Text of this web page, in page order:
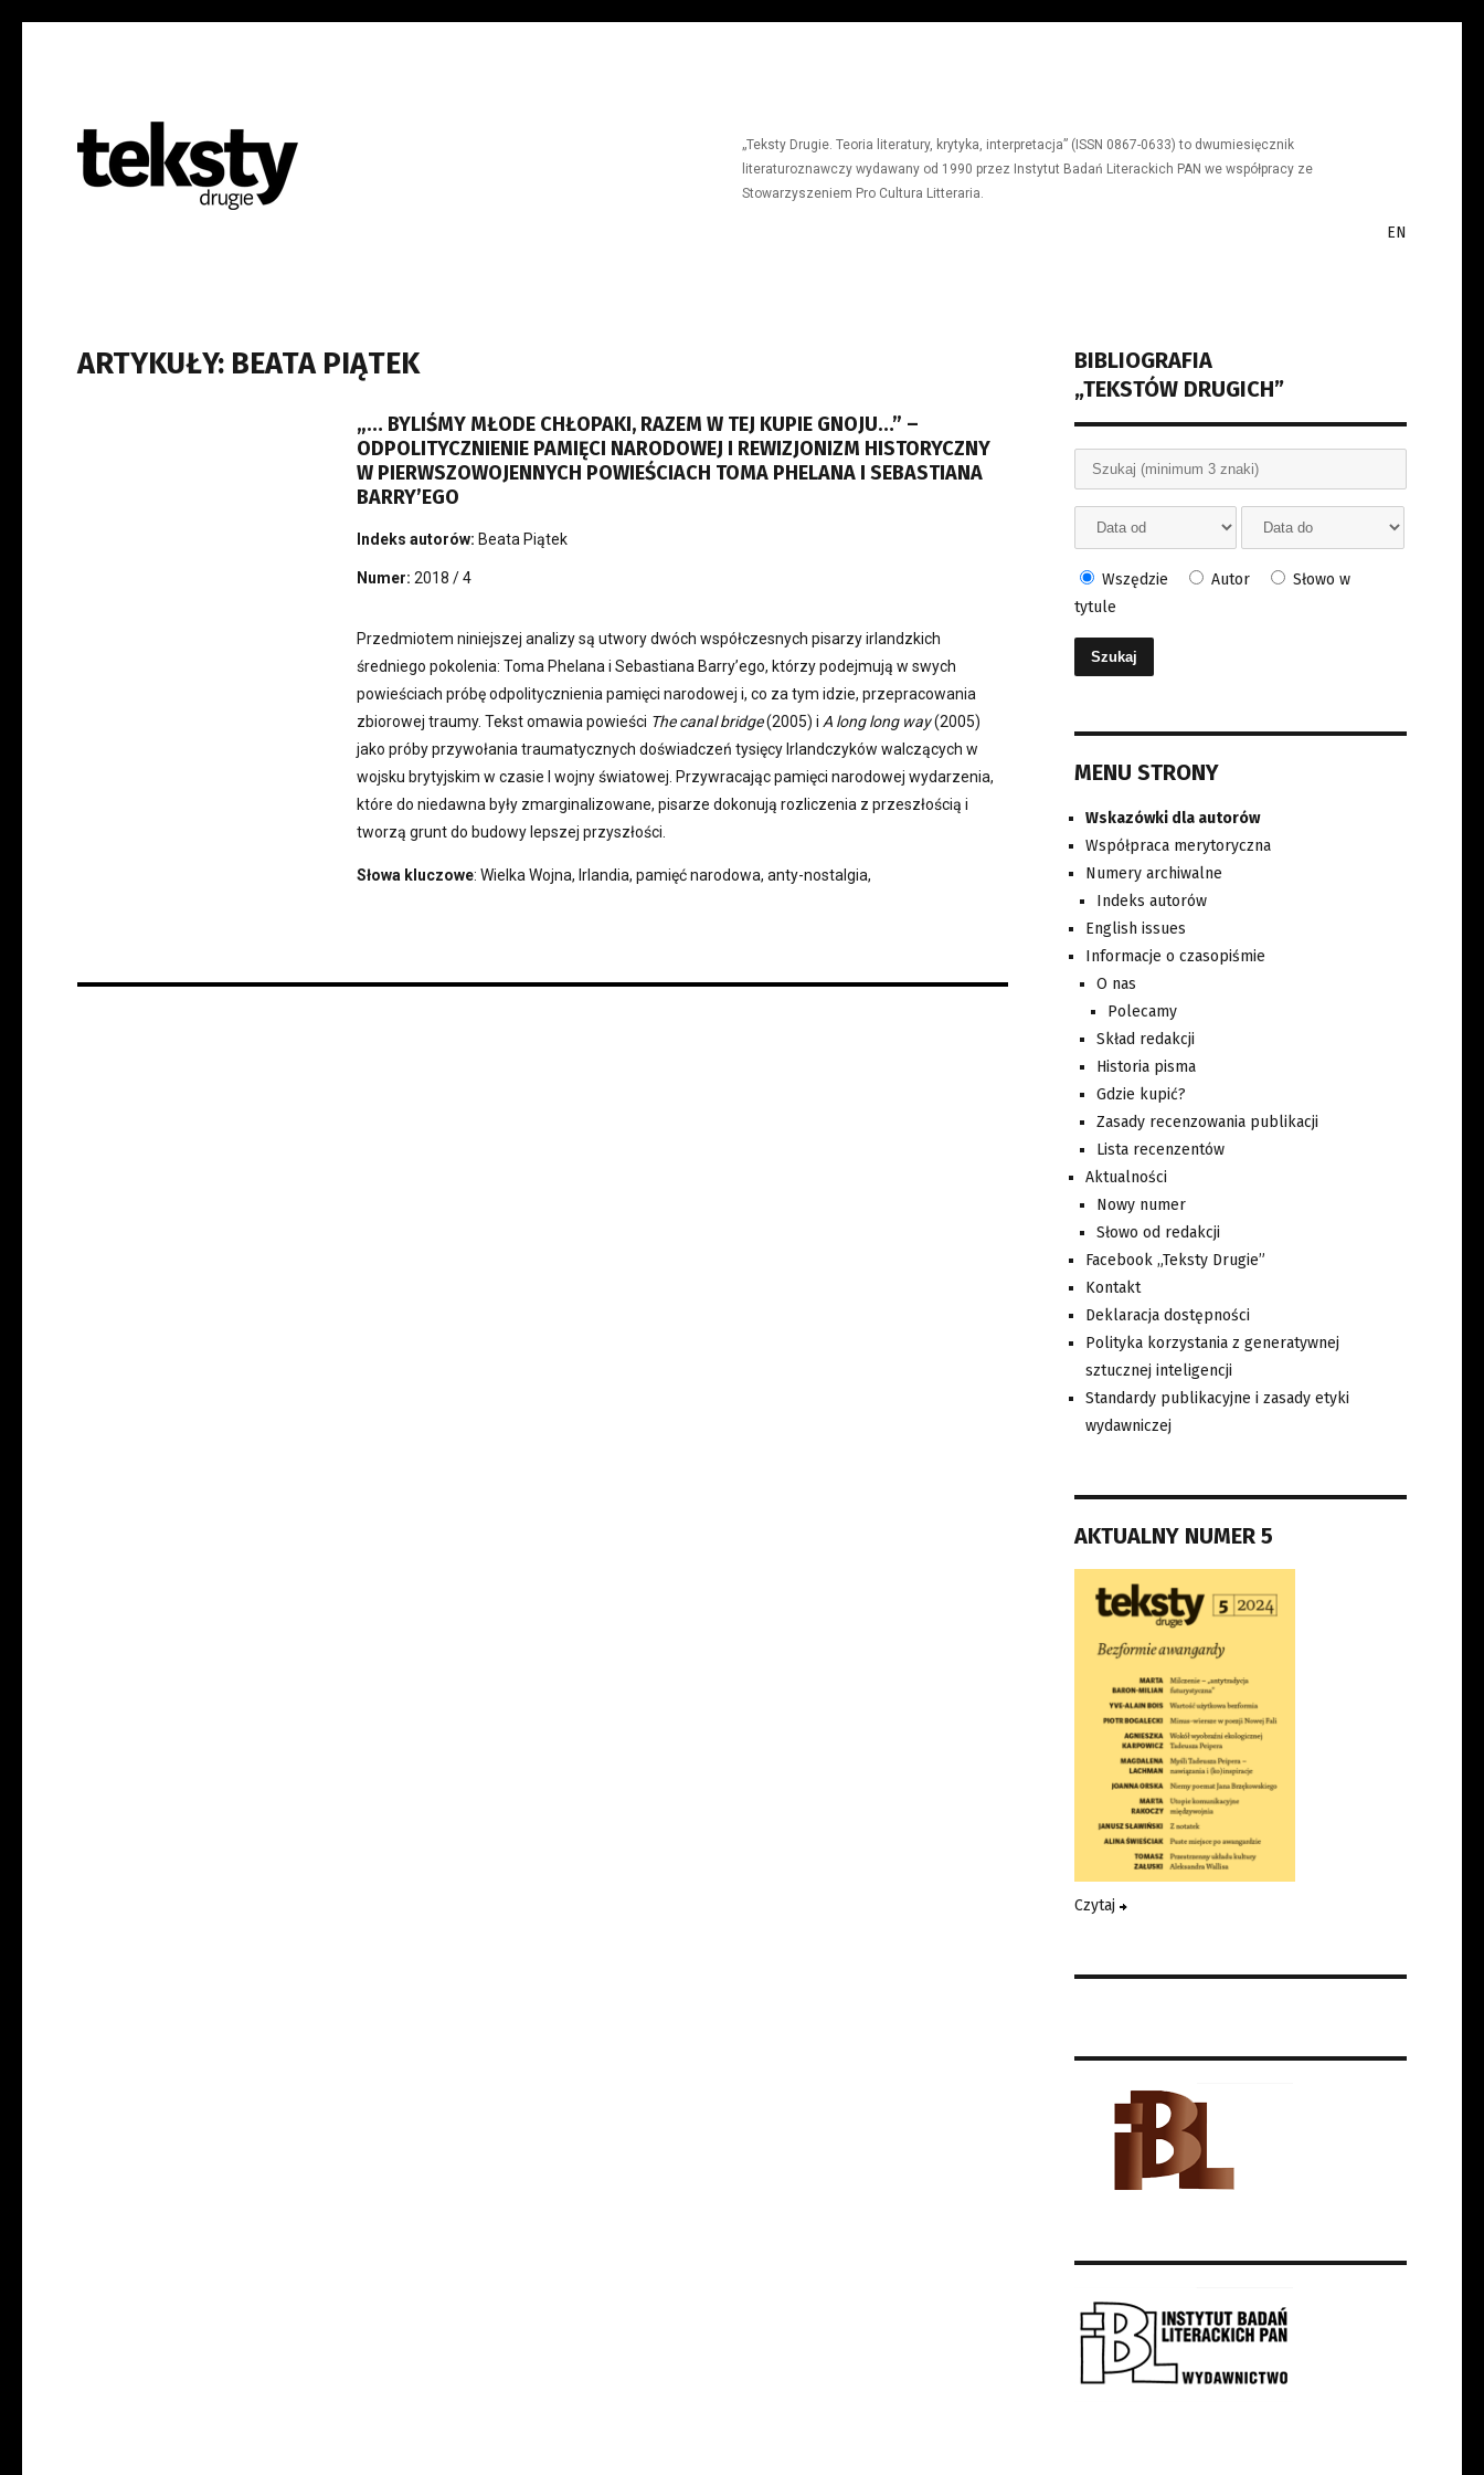
„Teksty Drugie. Teoria literatury, krytyka, interpretacja” (ISSN 0867-0633) to dwumiesięcznik
literaturoznawczy wydawany od 1990 przez Instytut Badań Literackich PAN we współpracy ze
Stowarzyszeniem Pro Cultura Litteraria.
EN
ARTYKUŁY: BEATA PIĄTEK
„… BYLIŚMY MŁODE CHŁOPAKI, RAZEM W TEJ KUPIE GNOJU…” –
ODPOLITYCZNIENIE PAMIĘCI NARODOWEJ I REWIZJONIZM HISTORYCZNY
W PIERWSZOWOJENNYCH POWIEŚCIACH TOMA PHELANA I SEBASTIANA
BARRY’EGO
Indeks autorów: Beata Piątek
Numer: 2018 / 4
Przedmiotem niniejszej analizy są utwory dwóch współczesnych pisarzy irlandzkich
średniego pokolenia: Toma Phelana i Sebastiana Barry’ego, którzy podejmują w swych
powieściach próbę odpolitycznienia pamięci narodowej i, co za tym idzie, przepracowania
zbiorowej traumy. Tekst omawia powieści The canal bridge(2005) i A long long way(2005)
jako próby przywołania traumatycznych doświadczeń tysięcy Irlandczyków walczących w
wojsku brytyjskim w czasie I wojny światowej. Przywracając pamięci narodowej wydarzenia,
które do niedawna były zmarginalizowane, pisarze dokonują rozliczenia z przeszłością i
tworzą grunt do budowy lepszej przyszłości.
Słowa kluczowe: Wielka Wojna, Irlandia, pamięć narodowa, anty-nostalgia,
BIBLIOGRAFIA
„TEKSTÓW DRUGICH”
Wszędzie Autor
Słowo w
tytule
MENU STRONY
Wskazówki dla autorów
Współpraca merytoryczna
Numery archiwalne
Indeks autorów
English issues
Informacje o czasopiśmie
O nas
Polecamy
Skład redakcji
Historia pisma
Gdzie kupić?
Zasady recenzowania publikacji
Lista recenzentów
Aktualności
Nowy numer
Słowo od redakcji
Facebook „Teksty Drugie”
Kontakt
Deklaracja dostępności
Polityka korzystania z generatywnej
sztucznej inteligencji
Standardy publikacyjne i zasady etyki
wydawniczej
AKTUALNY NUMER 5
Czytaj